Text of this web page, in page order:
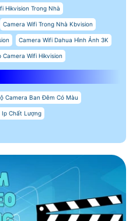
Hikvision Trong Nhà
Camera Wifi Trong Nhà Kbvision
Camera Wifi Dahua Hình Ảnh 3K
Camera Wifi Hikvision
Camera Ban Đêm Có Màu
Ip Chất Lượng